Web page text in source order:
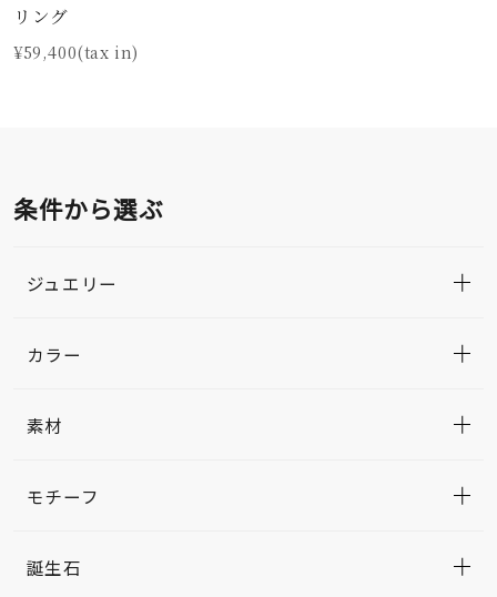
リング
¥59,400(tax in)
条件から選ぶ
ジュエリー
カラー
素材
モチーフ
誕生石